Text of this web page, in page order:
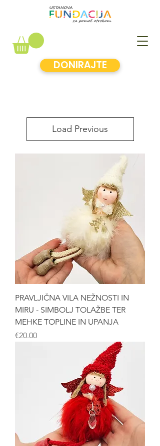
DONIRAJTE
Load Previous
PRAVLJIČNA VILA NEŽNOSTI IN
MIRU - SIMBOLJ TOLAŽBE TER
MEHKE TOPLINE IN UPANJA
Price
€20.00